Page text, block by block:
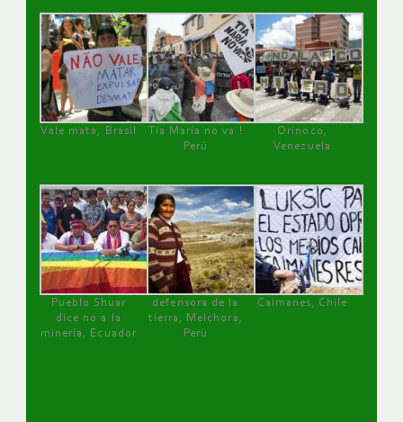
Vale mata, Brasil
Tía María no va !
Perú
Orinoco,
Venezuela
Pueblo Shuar
dice no a la
minería, Ecuador
defensora de la
tierra, Melchora,
Perú
Caimanes, Chile